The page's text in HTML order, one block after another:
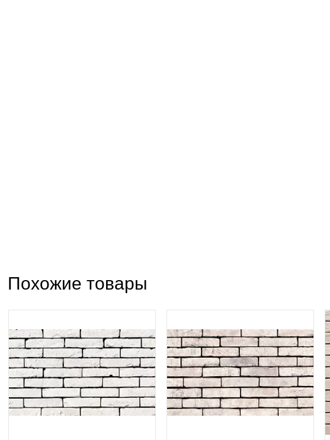
Похожие товары